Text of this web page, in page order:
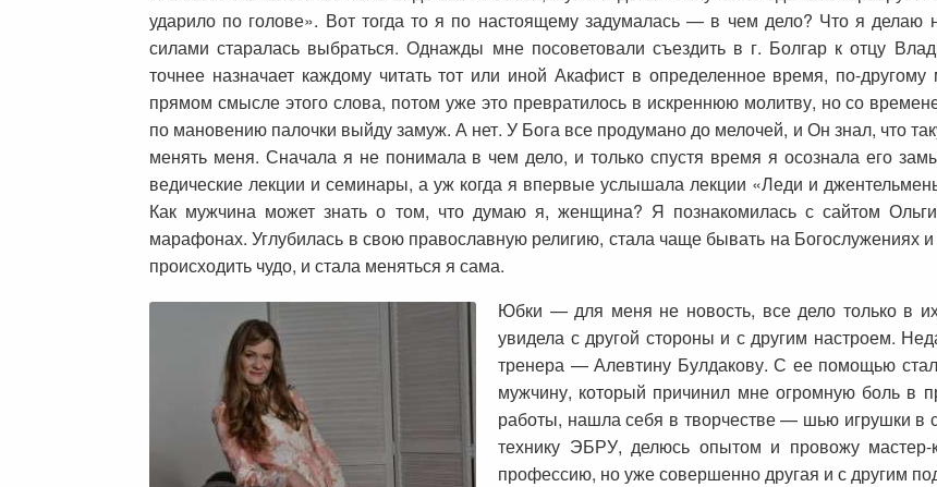
ударило по голове». Вот тогда то я по настоящему задумалась — в чем дело? Что я делаю
силами старалась выбраться. Однажды мне посоветовали съездить в г. Болгар к отцу
точнее назначает каждому читать тот или иной Акафист в определенное время, по-
прямом смысле этого слова, потом уже это превратилось в искреннюю молитву, но со
по мановению палочки выйду замуж. А нет. У Бога все продумано до мелочей, и Он знал, что
менять меня. Сначала я не понимала в чем дело, и только спустя время я осознала его
ведические лекции и семинары, а уж когда я впервые услышала лекции «Леди и
Как мужчина может знать о том, что думаю я, женщина? Я познакомилась с сайтом
марафонах. Углубилась в свою православную религию, стала чаще бывать на Богослужениях
происходить чудо, и стала меняться я сама.
Юбки — для меня не новость, все дело только в
увидела с другой стороны и с другим настроем.
тренера — Алевтину Булдакову. С ее помощью
мужчину, который причинил мне огромную боль в
работы, нашла себя в творчестве — шью игрушки в
технику ЭБРУ, делюсь опытом и провожу
профессию, но уже совершенно другая и с другим